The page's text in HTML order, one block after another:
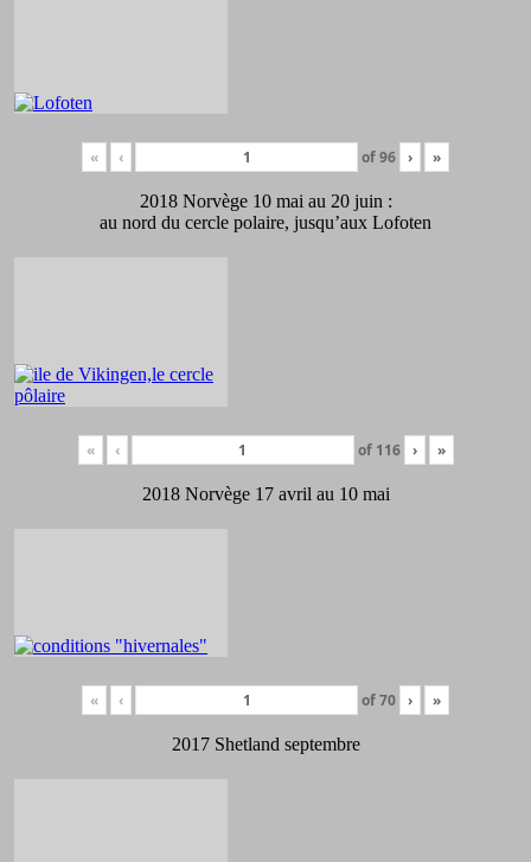
« ‹ of96 › »
2018 Norvège 10 mai au 20 juin :
au nord du cercle polaire, jusqu’aux Lofoten
« ‹ of 116 › »
2018 Norvège 17 avril au 10 mai
« ‹ of70 › »
2017 Shetland septembre